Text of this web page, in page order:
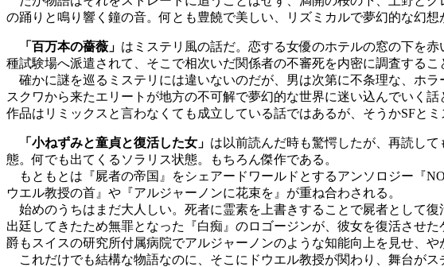
の踊りと鳴り響く鐘の音。何とも豊饒で美しい、リズミカルで夢幻的な幻
「百万本の薔薇」 はミステリ風の話だ。恋する女優のホテルの窓の下を
種試験場へ派遣されて、そこで相次いだ関係者の不審死を内密に調査するこ
確かに謎を巡るミステリには違いないのだが、男は次第に不条理な、ホ
スクワから来たエリートが地方の不可解で夢幻的な世界に迷い込んでいく
作品はリミックスと言わなくても成立している話ではあるが、そうかSFとミ
「小ねずみと童貞と復活した女」 は以前読んだ時も驚愕したが、再読し
態。何でも出てくるソラリス状態。もちろん傑作である。
もともとは『屍者の帝国』をシェアードワールドとするアンソロジー『
ウエル教授の首』や『アルジャーノンに花束を』が重ね合わされる。
始めのうちはまだ大人しい。死者に霊素を上書きすることで屍者として
出廷してきたため無罪となった『白痴』のロゴージンが、彼女を復活させ
爵もスイスの研究所付属病院でアルジャーノンのような知能向上を見せ、や
これだけでも結構な物語なのに、そこにドウエル教授が関わり、舞台が